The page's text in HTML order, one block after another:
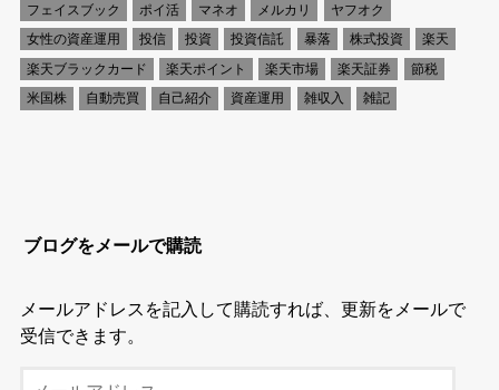
フェイスブック
ポイ活 マネオ メルカリ
ヤフオク
女性の資産運用
投信 投資 投資信託 暴落 株式投資
楽天
楽天ブラックカード
楽天ポイント 楽天市場 楽天証券
節税
米国株
自動売買 自己紹介 資産運用 雑収入 雑記
ブログをメールで購読
メールアドレスを記入して購読すれば、更新をメールで
受信できます。